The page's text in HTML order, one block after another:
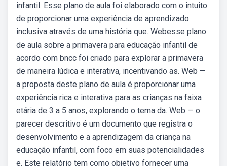
infantil. Esse plano de aula foi elaborado com o intuito
de proporcionar uma experiência de aprendizado
inclusiva através de uma história que. Webesse plano
de aula sobre a primavera para educação infantil de
acordo com bncc foi criado para explorar a primavera
de maneira lúdica e interativa, incentivando as. Web —
a proposta deste plano de aula é proporcionar uma
experiência rica e interativa para as crianças na faixa
etária de 3 a 5 anos, explorando o tema da. Web — o
parecer descritivo é um documento que registra o
desenvolvimento e a aprendizagem da criança na
educação infantil, com foco em suas potencialidades
e. Este relatório tem como objetivo fornecer uma